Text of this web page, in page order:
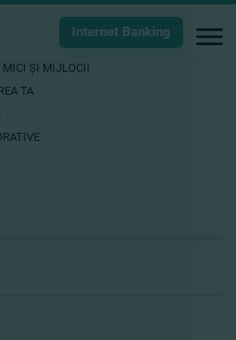
Internet Banking
MICI ŞI MIJLOCII
TA